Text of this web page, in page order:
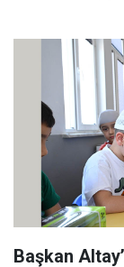
Başkan